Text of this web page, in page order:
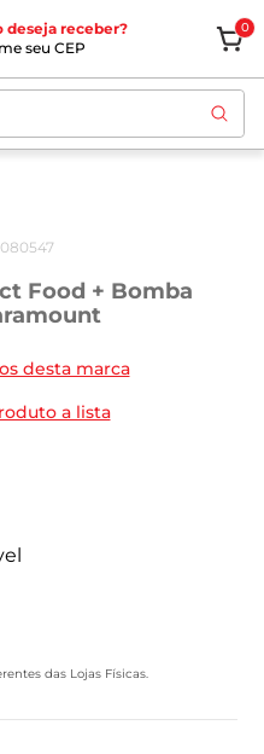
deseja receber?
seu CEP
0
Food + Bomba
desta marca
a lista
das Lojas Físicas.